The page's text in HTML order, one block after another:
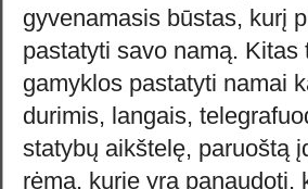
gyvenamasis būstas, kurį
pastatyti savo namą.
gamyklos pastatyti namai
durimis, langais,
statybų aikštelę, paruoštą
rėmą, kurie yra panaudoti,